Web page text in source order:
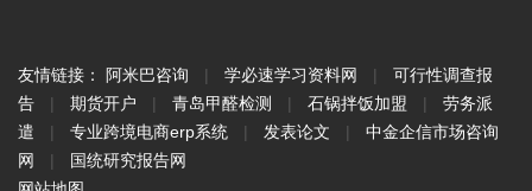
友情链接： 阿米巴咨询 | 学必速学习资料网 |
可行性调查报
告
| 期货开户 | 青岛甲醛检测 | 石锅拌饭加盟 |
劳务派
遣
| 专业跨境电商erp系统 | 发表论文 |
中金企信市场咨询
网
|
国统研究报告网